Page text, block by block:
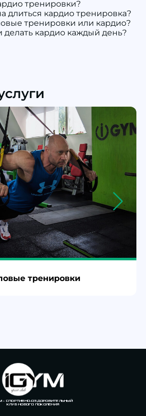
тренировки?
длиться кардио тренировка?
тренировки или кардио?
делать кардио каждый день?
тренировки
– СПОРТИВНО-ОЗДОРОВИТЕЛЬНЫЙ
КЛУБ НОВОГО ПОКОЛЕНИЯ